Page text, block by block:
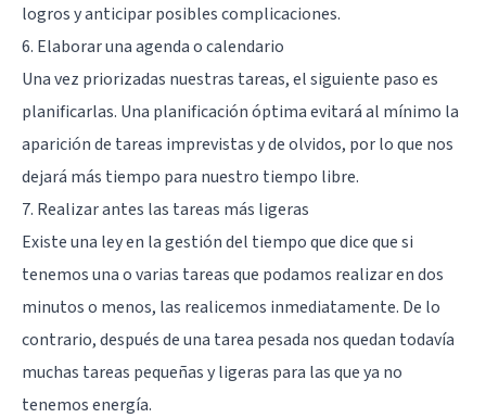
logros y anticipar posibles complicaciones.
6. Elaborar una agenda o calendario
Una vez priorizadas nuestras tareas, el siguiente paso es
planificarlas. Una planificación óptima evitará al mínimo la
aparición de tareas imprevistas y de olvidos, por lo que nos
dejará más tiempo para nuestro tiempo libre.
7. Realizar antes las tareas más ligeras
Existe una ley en la gestión del tiempo que dice que si
tenemos una o varias tareas que podamos realizar en dos
minutos o menos, las realicemos inmediatamente. De lo
contrario, después de una tarea pesada nos quedan todavía
muchas tareas pequeñas y ligeras para las que ya no
tenemos energía.